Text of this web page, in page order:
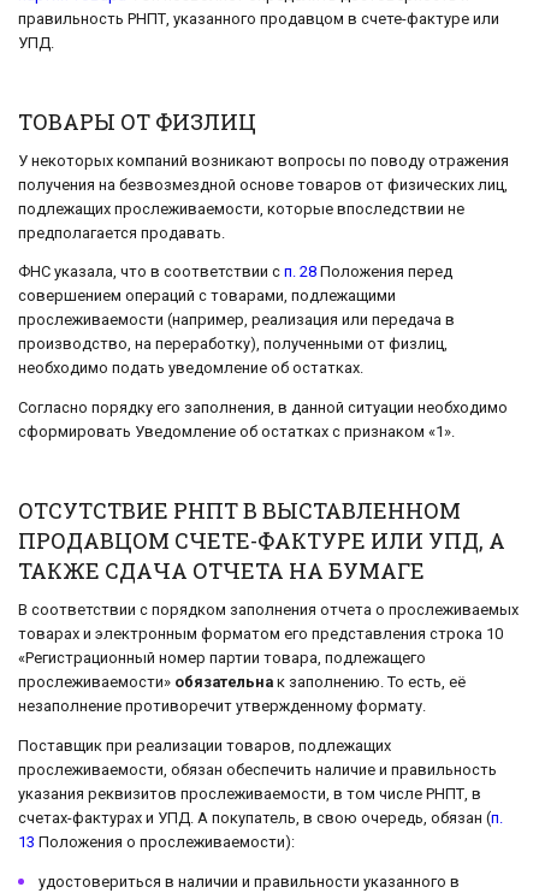
правильность РНПТ, указанного продавцом в счете-фактуре или
УПД.
ТОВАРЫ ОТ ФИЗЛИЦ
У некоторых компаний возникают вопросы по поводу отражения
получения на безвозмездной основе товаров от физических лиц,
подлежащих прослеживаемости, которые впоследствии не
предполагается продавать.
ФНС указала, что в соответствии с п. 28 Положения перед
совершением операций с товарами, подлежащими
прослеживаемости (например, реализация или передача в
производство, на переработку), полученными от физлиц,
необходимо подать уведомление об остатках.
Согласно порядку его заполнения, в данной ситуации необходимо
сформировать Уведомление об остатках с признаком «1».
ОТСУТСТВИЕ РНПТ В ВЫСТАВЛЕННОМ
ПРОДАВЦОМ СЧЕТЕ-ФАКТУРЕ ИЛИ УПД, А
ТАКЖЕ СДАЧА ОТЧЕТА НА БУМАГЕ
В соответствии с порядком заполнения отчета о прослеживаемых
товарах и электронным форматом его представления строка 10
«Регистрационный номер партии товара, подлежащего
прослеживаемости» обязательна к заполнению. То есть, её
незаполнение противоречит утвержденному формату.
Поставщик при реализации товаров, подлежащих
прослеживаемости, обязан обеспечить наличие и правильность
указания реквизитов прослеживаемости, в том числе РНПТ, в
счетах-фактурах и УПД. А покупатель, в свою очередь, обязан (п.
13 Положения о прослеживаемости):
удостовериться в наличии и правильности указанного в